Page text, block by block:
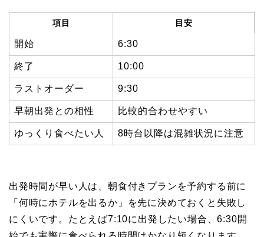
項目 目安
開始 6:30
終了 10:00
ラストオーダー 9:30
早朝出発との相性 比較的合わせやすい
ゆっくり食べたい人 8時台以降は混雑状況に注意
出発時間が早い人は、朝食付きプランを予約する前に
「何時にホテルを出るか」を先に決めておくと失敗し
にくいです。たとえば7:10に出発したい場合、6:30開